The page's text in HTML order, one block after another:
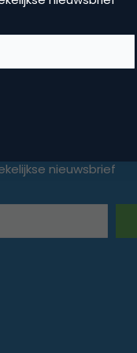
vers. Mis
nieuwsbrief